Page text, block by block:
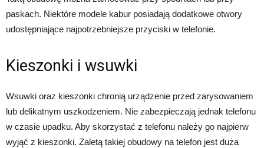
paskach. Niektóre modele kabur posiadają dodatkowe otwory
udostępniające najpotrzebniejsze przyciski w telefonie.
Kieszonki i wsuwki
Wsuwki oraz kieszonki chronią urządzenie przed zarysowaniem
lub delikatnym uszkodzeniem. Nie zabezpieczają jednak telefonu
w czasie upadku. Aby skorzystać z telefonu należy go najpierw
wyjąć z kieszonki. Zaletą takiej obudowy na telefon jest duża